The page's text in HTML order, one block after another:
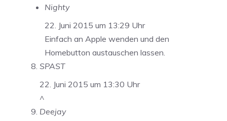
Nighty
22. Juni 2015 um 13:29 Uhr
Einfach an Apple wenden und den
Homebutton austauschen lassen.
SPAST
22. Juni 2015 um 13:30 Uhr
^
Deejay